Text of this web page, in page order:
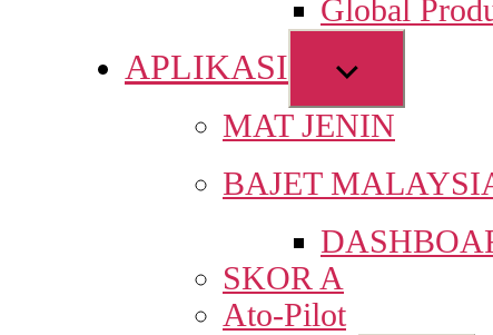
Global
APLIKASI
Show
sub
menu
MAT JENIN
BAJET
SKOR A
Ato-Pilot